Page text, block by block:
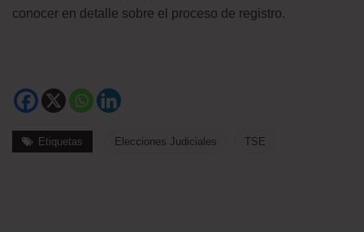
conocer en detalle sobre el proceso de registro.
Etiquetas Elecciones Judiciales TSE